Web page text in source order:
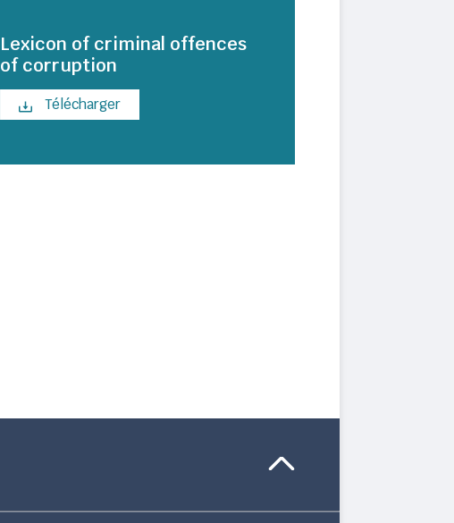
Lexicon of criminal offences
of corruption
Télécharger